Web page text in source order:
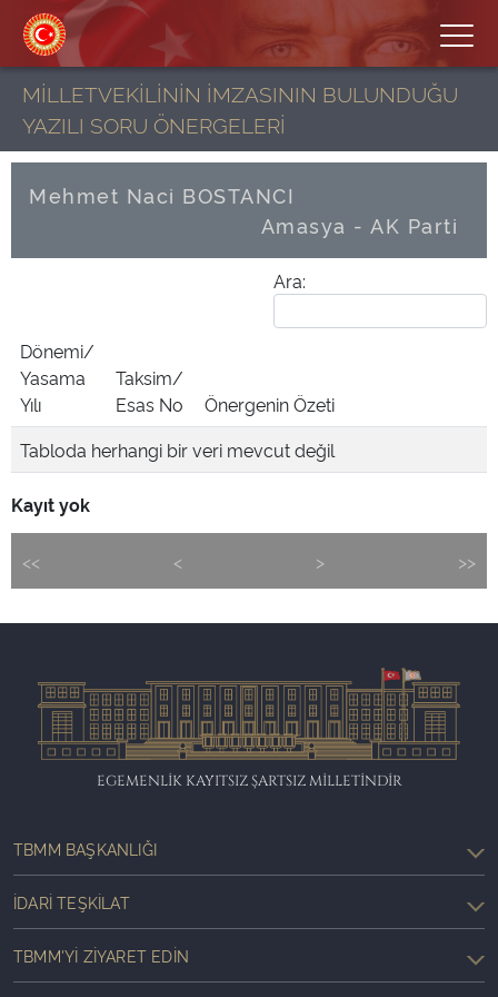
MİLLETVEKİLİNİN İMZASININ BULUNDUĞU
YAZILI SORU ÖNERGELERİ
Mehmet Naci BOSTANCI
Amasya - AK Parti
Ara:
Dönemi/
Yasama
Yılı
Taksim/
Esas No
Önergenin Özeti
Tabloda herhangi bir veri mevcut değil
Kayıt yok
<< < > >>
EGEMENLİK KAYITSIZ ŞARTSIZ MİLLETİNDİR
TBMM BAŞKANLIĞI
İDARI TEŞKILAT
TBMM'YI ZIYARET EDIN